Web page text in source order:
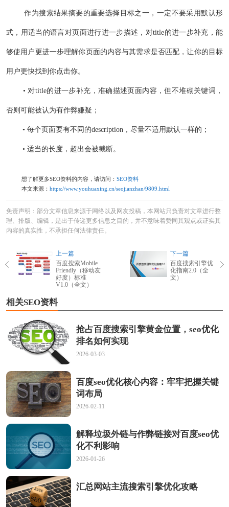
作为搜索结果摘要的重要选择目标之一，一定不要采用默认形
式，用适当的语言对页面进行进一步描述，对title的进一步补充，能
够使用户更进一步理解你页面的内容与其需求是否匹配，让你的目标
用户更快找到你点击你。
• 对title的进一步补充，准确描述页面内容，但不堆砌关键词，
否则可能被认为有作弊嫌疑；
• 每个页面要有不同的description，尽量不适用默认一样的；
• 适当的长度，超出会被截断。
想了解更多SEO资料的内容，请访问： SEO资料
本文来源： https://www.youhuaxing.cn/seojianzhan/9809.html
免责声明：部分文章信息来源于网络以及网友投稿，本网站只负责对文章进行整
理、排版、编辑，是出于传递更多信息之目的，并不意味着赞同其观点或证实其
内容的真实性，不承担任何法律责任。
上一篇
百度搜索Mobile
Friendly（移动友
好度）标准
V1.0（全文）
下一篇
百度搜索引擎优
化指南2.0（全
文）
相关SEO资料
抢占百度搜索引擎黄金位置，seo优化
排名如何实现
2026-03-03
百度seo优化核心内容：牢牢把握关键
词布局
2026-02-11
解释垃圾外链与作弊链接对百度seo优
化不利影响
2026-01-26
汇总网站主流搜索引擎优化攻略